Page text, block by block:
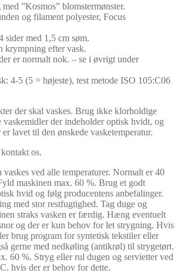
”Kosmos” blomstermønster.
og filament polyester, Focus
sider med 1,5 cm søm.
krympning efter vask.
er normalt nok. – se i øvrigt under
4-5 (5 = højeste), test metode ISO 105:C06
der skal vaskes. Brug ikke klorholdige
der indeholder optisk hvidt, og
lavet til den ønskede vasketemperatur.
os.
ved alle temperaturer. Normalt er 40
maskinen max. 60 %. Brug et godt
hvid og følg producentens anbefalinger.
med stor restfugtighed. Tag duge og
straks vasken er færdig. Hæng eventuelt
og der er kun behov for let strygning. Hvis
brug program for syntetisk tekstiler eller
gerne med nedkøling (antikrøl) til strygetørt.
60 %. Stryg eller rul dugen og servietter ved
hvis der er behov for dette.